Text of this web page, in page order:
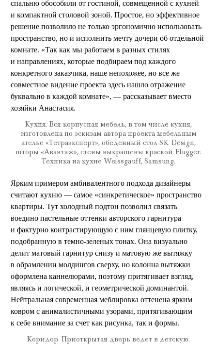
спальню обособили от гостиной, совмещенной с кухней
и компактной столовой зоной. Простое, но эффективное
решение позволило не только эргономично использовать
пространство, но и исполнить мечту дочери об отдельной
комнате. «Так как мы работаем в разных стилях
и направлениях, которые подбираем под каждого
конкретного заказчика, наше непохожее, но все же
совместное видение проекта здесь нашло отражение
буквально в каждой комнате», — рассказывает вместо
хозяйки Анастасия.
Кухня. Вся корпусная мебель, в том числе кухня,
изготовлена по эскизам автора проекта мебельным
ателье «Тетраэксперт», обеденный стол SK Design,
шторы «Авантаж», стены выкрашены краской Flugger.
Техника на кухне Weissgauff, Samsung.
Ярким примером амбивалентного подхода дизайнеры
считают кухню — самое «синкретическое» пространство
квартиры. Тут холодный подтон позволил связать
воедино пастельные оттенки авторского гарнитура
и фактурно контрастирующую с ним глянцевую плитку,
подобранную в темно-зеленых тонах. Она визуально
делит матовый гарнитур снизу и матовую же вытяжку
в обрамлении молдингов сверху, но колонна вытяжки
оформлена каннелюрами, поэтому притягивает взгляд,
являясь и логической, и геометрической доминантой.
Нейтральная современная меблировка оттенена ярким
ковром с анималистичными узорами, притягивающим
к себе внимание за счет как рисунка, так и формы.
Коридор. Приоткрытая дверь ведет в детскую.